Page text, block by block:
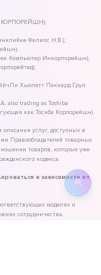
КОРПОРЕЙШН);
Филипс Н.В.);
Компьютер Инкорпорейшн);
Хьюлетт Паккард Груп
also trading as Toshiba
как Тосиба Корпорейшн).
услуг, доступных в
Правообладателей товарных
товаров, которые уже
кодекса.
в зависимости от
моделях и
сотрудничества.